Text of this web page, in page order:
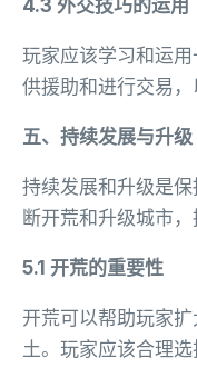
4.3 外交技巧的运用
玩家应该学习和运
供援助和进行交易，
五、持续发展与升级
持续发展和升级是
断开荒和升级城市，
5.1 开荒的重要性
开荒可以帮助玩家
土。玩家应该合理